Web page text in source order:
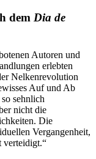
dem Dia de
Autoren und
erlebten
Nelkenrevolution
Auf und Ab
sehnlich
nicht die
Die
Vergangenheit,
verteidigt.“